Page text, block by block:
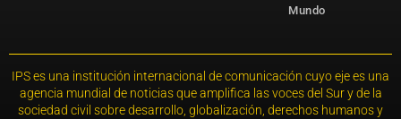
Mundo
IPS es una institución internacional de comunicación cuyo eje es una
agencia mundial de noticias que amplifica las voces del Sur y de la
sociedad civil sobre desarrollo, globalización, derechos humanos y